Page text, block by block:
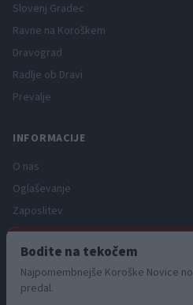
Slovenj Gradec
Ravne na Koroškem
Dravograd
Radlje ob Dravi
Prevalje
INFORMACIJE
O nas
Oglaševanje
Zaposlitev
Pravno obvestilo
Zasebnost in piškotki
Storitve
Bodite na tekočem
Najpomembnejše Koroške Novice
predal.